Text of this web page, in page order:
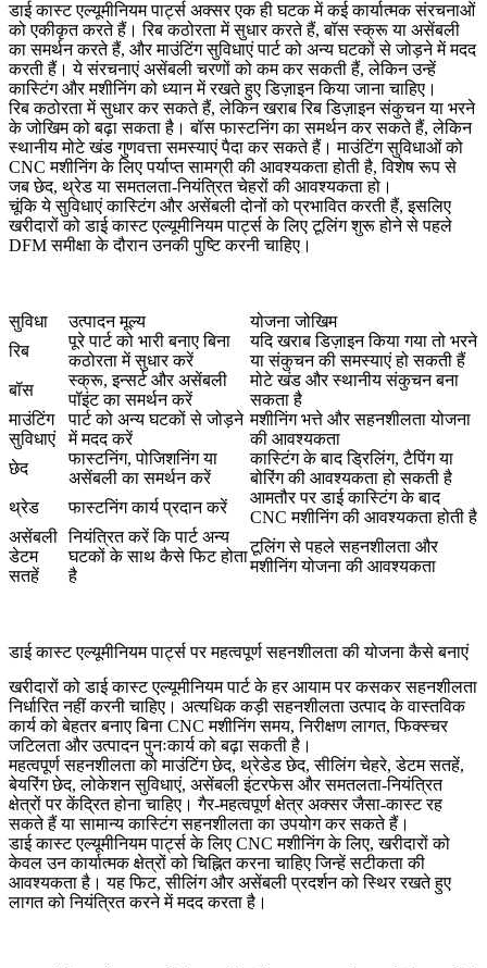
डाई कास्ट एल्यूमीनियम पार्ट्स अक्सर एक ही घटक में कई कार्यात्मक संरचनाओं
को एकीकृत करते हैं। रिब कठोरता में सुधार करते हैं, बॉस स्क्रू या असेंबली
का समर्थन करते हैं, और माउंटिंग सुविधाएं पार्ट को अन्य घटकों से जोड़ने में मदद
करती हैं। ये संरचनाएं असेंबली चरणों को कम कर सकती हैं, लेकिन उन्हें
कास्टिंग और मशीनिंग को ध्यान में रखते हुए डिज़ाइन किया जाना चाहिए।
रिब कठोरता में सुधार कर सकते हैं, लेकिन खराब रिब डिज़ाइन संकुचन या भरने
के जोखिम को बढ़ा सकता है। बॉस फास्टनिंग का समर्थन कर सकते हैं, लेकिन
स्थानीय मोटे खंड गुणवत्ता समस्याएं पैदा कर सकते हैं। माउंटिंग सुविधाओं को
CNC मशीनिंग के लिए पर्याप्त सामग्री की आवश्यकता होती है, विशेष रूप से
जब छेद, थ्रेड या समतलता-नियंत्रित चेहरों की आवश्यकता हो।
चूंकि ये सुविधाएं कास्टिंग और असेंबली दोनों को प्रभावित करती हैं, इसलिए
खरीदारों कोडाई कास्ट एल्यूमीनियम पार्ट्स के लिए टूलिंगशुरू होने से पहले
DFM समीक्षा के दौरान उनकी पुष्टि करनी चाहिए।
सुविधा उत्पादन मूल्य
योजना जोखिम
रिब
पूरे पार्ट को भारी बनाए बिना
कठोरता में सुधार करें
यदि खराब डिज़ाइन किया गया तो भरने
या संकुचन की समस्याएं हो सकती हैं
बॉस
स्क्रू, इन्सर्ट और असेंबली
पॉइंट का समर्थन करें
मोटे खंड और स्थानीय संकुचन बना
सकता है
माउंटिंग
सुविधाएं
पार्ट को अन्य घटकों से जोड़ने
में मदद करें
मशीनिंग भत्ते और सहनशीलता योजना
की आवश्यकता
छेद
फास्टनिंग, पोजिशनिंग या
असेंबली का समर्थन करें
कास्टिंग के बाद ड्रिलिंग, टैपिंग या
बोरिंग की आवश्यकता हो सकती है
थ्रेड
फास्टनिंग कार्य प्रदान करें
आमतौर पर डाई कास्टिंग के बाद
CNC मशीनिंग की आवश्यकता होती है
असेंबली
डेटम
सतहें
नियंत्रित करें कि पार्ट अन्य
घटकों के साथ कैसे फिट होता
है
टूलिंग से पहले सहनशीलता और
मशीनिंग योजना की आवश्यकता
डाई कास्ट एल्यूमीनियम पार्ट्स पर महत्वपूर्ण सहनशीलता की योजना कैसे बनाएं
खरीदारों को डाई कास्ट एल्यूमीनियम पार्ट के हर आयाम पर कसकर सहनशीलता
निर्धारित नहीं करनी चाहिए। अत्यधिक कड़ी सहनशीलता उत्पाद के वास्तविक
कार्य को बेहतर बनाए बिना CNC मशीनिंग समय, निरीक्षण लागत, फिक्स्चर
जटिलता और उत्पादन पुनःकार्य को बढ़ा सकती है।
महत्वपूर्ण सहनशीलता को माउंटिंग छेद, थ्रेडेड छेद, सीलिंग चेहरे, डेटम सतहें,
बेयरिंग छेद, लोकेशन सुविधाएं, असेंबली इंटरफेस और समतलता-नियंत्रित
क्षेत्रों पर केंद्रित होना चाहिए। गैर-महत्वपूर्ण क्षेत्र अक्सर जैसा-कास्ट रह
सकते हैं या सामान्य कास्टिंग सहनशीलता का उपयोग कर सकते हैं।
डाई कास्ट एल्यूमीनियम पार्ट्स के लिए CNC मशीनिंगके लिए, खरीदारों को
केवल उन कार्यात्मक क्षेत्रों को चिह्नित करना चाहिए जिन्हें सटीकता की
आवश्यकता है। यह फिट, सीलिंग और असेंबली प्रदर्शन को स्थिर रखते हुए
लागत को नियंत्रित करने में मदद करता है।